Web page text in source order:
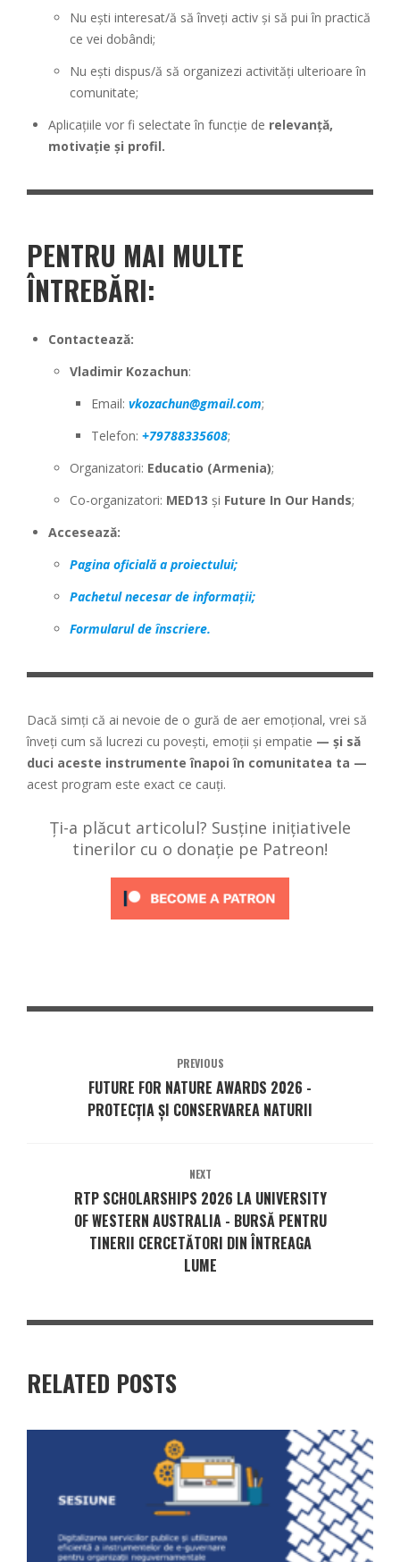
Nu ești interesat/ă să înveți activ și să pui în practică
ce vei dobândi;
Nu ești dispus/ă să organizezi activități ulterioare în
comunitate;
Aplicațiile vor fi selectate în funcție de relevanță,
motivație și profil.
PENTRU MAI MULTE
ÎNTREBĂRI:
Contactează:
Vladimir Kozachun:
Email: vkozachun@gmail.com;
Telefon: +79788335608;
Organizatori: Educatio (Armenia);
Co-organizatori: MED13 și Future In Our Hands;
Accesează:
Pagina oficială a proiectului;
Pachetul necesar de informații;
Formularul de înscriere.
Dacă simți că ai nevoie de o gură de aer emoțional, vrei să
înveți cum să lucrezi cu povești, emoții și empatie — și să
duci aceste instrumente înapoi în comunitatea ta —
acest program este exact ce cauți.
Ți-a plăcut articolul? Susține inițiativele
tinerilor cu o donație pe Patreon!
PREVIOUS
FUTURE FOR NATURE AWARDS 2026 -
PROTECȚIA ȘI CONSERVAREA NATURII
NEXT
RTP SCHOLARSHIPS 2026 LA UNIVERSITY
OF WESTERN AUSTRALIA - BURSĂ PENTRU
TINERII CERCETĂTORI DIN ÎNTREAGA
LUME
RELATED POSTS